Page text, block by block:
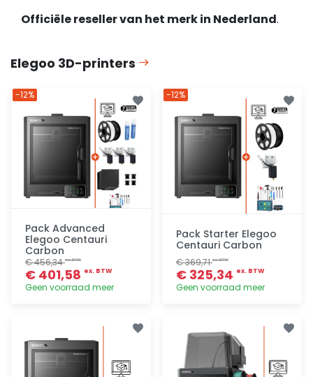
Officiële reseller van het merk in Nederland.
Elegoo 3D-printers
Pack Advanced
Elegoo Centauri
Carbon
€ 456,34ex. BTW
€ 401,58 ex. BTW
Geen voorraad meer
-12%
Pack Starter Elegoo
Centauri Carbon
€ 369,71ex. BTW
€ 325,34 ex. BTW
Geen voorraad meer
-12%